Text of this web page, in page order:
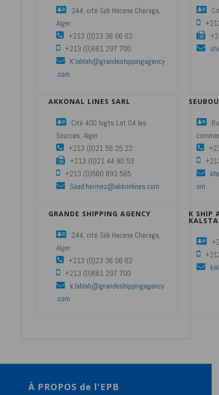
244, cité Sidi Hacene Cheraga,
Alger
+213 (0)23 36 06 62
+213 (0)661 297 700
K.lahlah@grandeshippingagency
.com
AKKONAL LINES SARL
Cité 400 logts Lot 04 les
Sources, Alger
+213 (0)21 56 25 22
+213 (0)21 44 90 53
+213 (0)560 893 565
Saad.hermez@akkonlines.com
om
GRANDE SHIPPING AGENCY
244, cité Sidi Hacene Cheraga,
Alger
+213 (0)23 36 06 62
+213 (0)661 297 700
k.lahlah@grandeshippingagency
.com
K SHIP
À PROPOS de l'EPB